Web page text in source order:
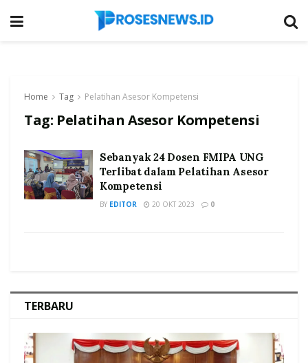
Home Tag Pelatihan Asesor Kompetensi
Tag: Pelatihan Asesor Kompetensi
Sebanyak 24 Dosen FMIPA UNG
Terlibat dalam Pelatihan Asesor
Kompetensi
BY EDITOR 20 OKT 2023 0
TERBARU